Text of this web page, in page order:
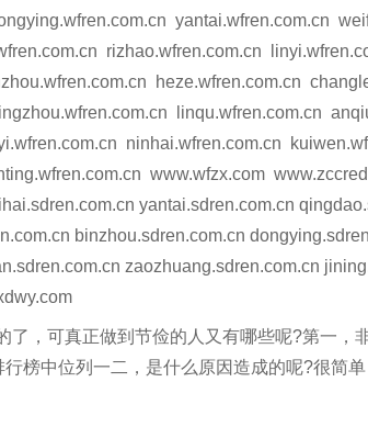
yantai.wfren.com.cn
rizhao.wfren.com.cn
heze.wfren.com.cn
linqu.wfren.com.cn
ninhai.wfren.com.cn
www.wfzx.com
yantai.sdren.com.cn
binzhou.sdren.com.cn
zaozhuang.sdren.com.cn
了，可真正做到节俭的人又有哪些呢?第一
行榜中位列一二，是什么原因造成的呢?很简